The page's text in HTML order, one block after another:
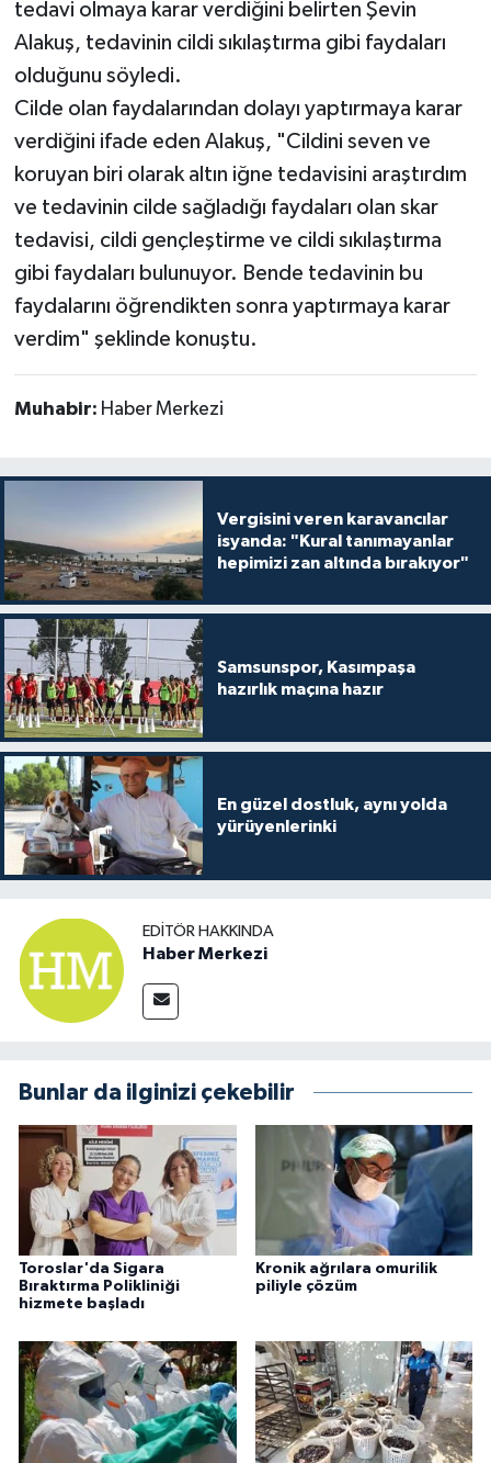
tedavi olmaya karar verdiğini belirten Şevin
Alakuş, tedavinin cildi sıkılaştırma gibi faydaları
olduğunu söyledi.
Cilde olan faydalarından dolayı yaptırmaya karar
verdiğini ifade eden Alakuş, "Cildini seven ve
koruyan biri olarak altın iğne tedavisini araştırdım
ve tedavinin cilde sağladığı faydaları olan skar
tedavisi, cildi gençleştirme ve cildi sıkılaştırma
gibi faydaları bulunuyor. Bende tedavinin bu
faydalarını öğrendikten sonra yaptırmaya karar
verdim" şeklinde konuştu.
Muhabir: Haber Merkezi
Vergisini veren karavancılar
isyanda: "Kural tanımayanlar
hepimizi zan altında bırakıyor"
Samsunspor, Kasımpaşa
hazırlık maçına hazır
En güzel dostluk, aynı yolda
yürüyenlerinki
EDITÖR HAKKINDA
Haber Merkezi
Bunlar da ilginizi çekebilir
Toroslar'da Sigara
Bıraktırma Polikliniği
hizmete başladı
Kronik ağrılara omurilik
piliyle çözüm